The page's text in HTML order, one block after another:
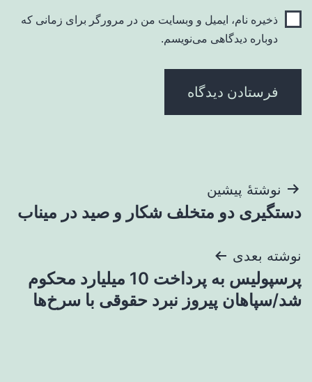
ذخیره نام، ایمیل و وبسایت من در مرورگر برای زمانی که
دوباره دیدگاهی می‌نویسم.
راهبری
نوشته
نوشتهٔ پیشین
دستگیری دو متخلف شکار و صید در میناب
نوشته بعدی
پرسپولیس به پرداخت 10 میلیارد محکوم
شد/سپاهان پیروز نبرد حقوقی با سرخ‌ها